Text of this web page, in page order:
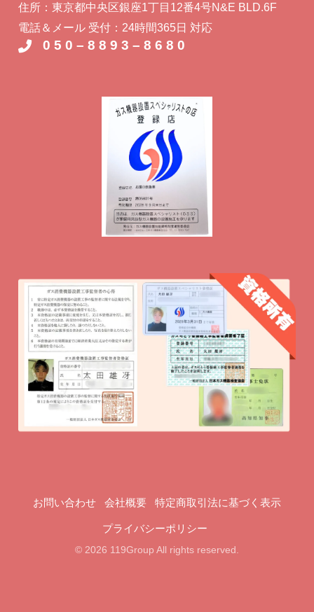
住所：東京都中央区銀座1丁目12番4号N&E BLD.6F
電話＆メール 受付：24時間365日 対応
0 5 0 – 8 8 9 3 – 8 6 8 0
お問い合わせ 会社概要 特定商取引法に基づく表示
プライバシーポリシー
© 2026 119Group All rights reserved.